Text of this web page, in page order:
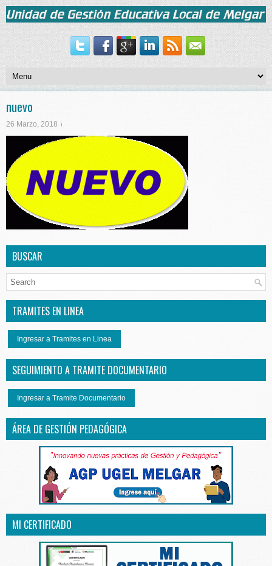
nuevo
26 Marzo, 2018
BUSCAR
TRAMITES EN LINEA
Ingresar a Tramites en Linea
SEGUIMIENTO A TRAMITE DOCUMENTARIO
Ingresar a Tramite Documentario
ÁREA DE GESTIÓN PEDAGÓGICA
MI CERTIFICADO